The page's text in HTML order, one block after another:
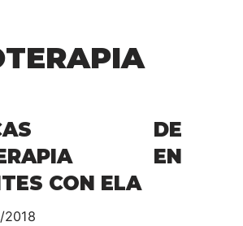
DE
EN
CON ELA
2018